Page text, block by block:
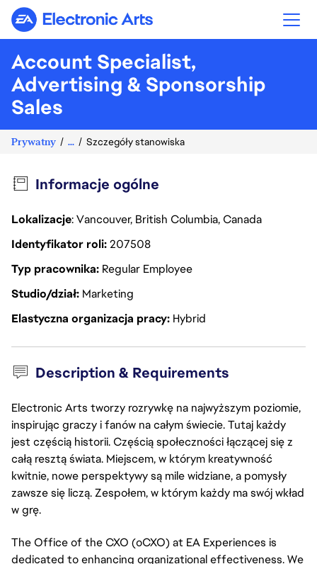
Electronic Arts
Account Specialist,
Advertising & Sponsorship
Sales
Prywatny ... Szczegóły stanowiska
Informacje ogólne
Lokalizacje: Vancouver, British Columbia, Canada
Identyfikator roli207508
Typ pracownika Regular Employee
Studio/dział Marketing
Elastyczna organizacja pracy Hybrid
Description & Requirements
Electronic Arts tworzy rozrywkę na najwyższym poziomie,
inspirując graczy i fanów na całym świecie. Tutaj każdy
jest częścią historii. Częścią społeczności łączącej się z
całą resztą świata. Miejscem, w którym kreatywność
kwitnie, nowe perspektywy są mile widziane, a pomysły
zawsze się liczą. Zespołem, w którym każdy ma swój wkład
w grę.
The Office of the CXO (oCXO) at EA Experiences is
dedicated to enhancing organizational effectiveness. We